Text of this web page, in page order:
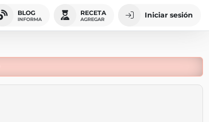
BLOG
INFORMA
RECETA
AGREGAR Iniciar sesión